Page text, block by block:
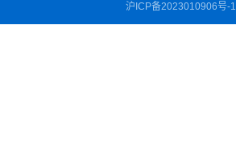
沪ICP备2023010906号-1